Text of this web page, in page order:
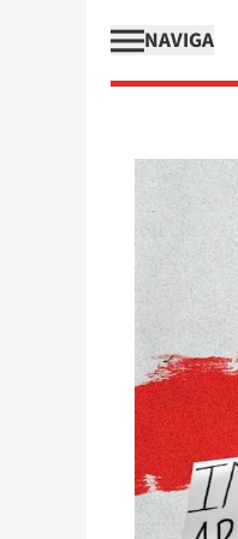
NAVIGA